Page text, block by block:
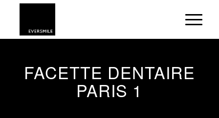
FACETTE DENTAIRE
PARIS 1